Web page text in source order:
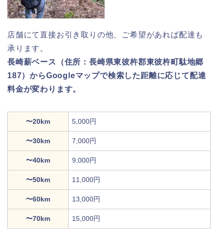
店舗にて直接お引き取りの他、ご希望があれば配達も
承ります。
長崎薪ベース（住所：長崎県東彼杵郡東彼杵町駄地郷
187）からGoogleマップで検索した距離に応じて配達
料金が変わります。
〜20km 5,000円
〜30km 7,000円
〜40km 9,000円
〜50km 11,000円
〜60km 13,000円
〜70km 15,000円